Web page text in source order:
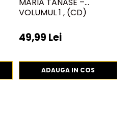
MARIA TĂNASE –
VOLUMUL 1 , (CD)
49,99 Lei
ADAUGA IN COS